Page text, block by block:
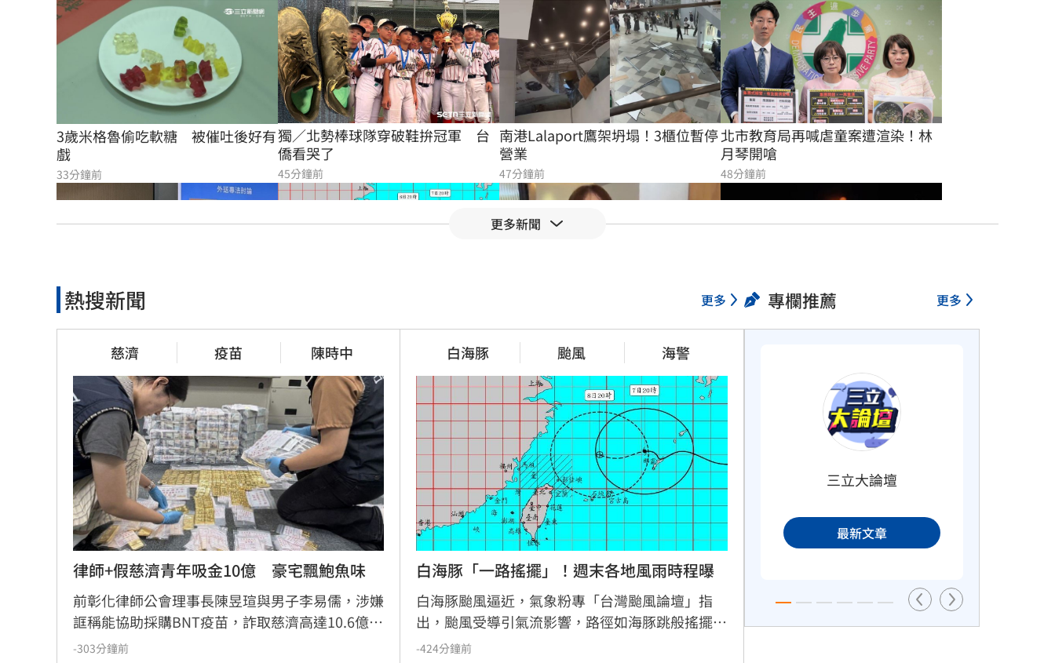
3歲米格魯偷吃軟糖　被催吐後好有
戲
33分鐘前
獨／北勢棒球隊穿破鞋拚冠軍　台
僑看哭了
45分鐘前
南港Lalaport鷹架坍塌！3櫃位暫停
營業
47分鐘前
北市教育局再喊虐童案遭渲染！林
月琴開嗆
48分鐘前
疊單計薪遭控違法　UberEats都說
雨時程曝
55分鐘前
挺蘇巧慧！回顧蔡英文新北寫下1驚
人紀錄
1小時前
勝騎士7局失2分好投　兄弟本季澄
清湖首勝
1小時前
自癒能力超群？柯P才拄拐杖　隔天
能跳
1小時前
大盤回神誰最猛？18檔台股ETF失
土收復
1小時前
更多新聞
熱搜新聞 更多
慈濟 疫苗 陳時中
律師+假慈濟青年吸金10億　豪宅飄鮑魚味
前彰化律師公會理事長陳昱瑄與男子李易儒，涉嫌
誆稱能協助採購BNT疫苗，詐取慈濟高達10.6億元
佣金。檢調追查發現，兩人透過購買金條及層層轉
-303分鐘前
白海豚 颱風 海警
白海豚「一路搖擺」！週末各地風雨時程曝
白海豚颱風逼近，氣象粉專「台灣颱風論壇」指
出，颱風受導引氣流影響，路徑如海豚跳般搖擺，
預計9日通過台灣北方海域。雖然直接籠罩雙北機
-424分鐘前
專欄推薦 更多
三立大論壇
最新文章